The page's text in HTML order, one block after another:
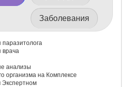
Заболевания
паразитолога
врача
анализы
организма на Комплексе
Экспертном